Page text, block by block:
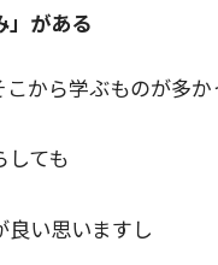
」がある
こから学ぶものが多
しても
良い思いますし